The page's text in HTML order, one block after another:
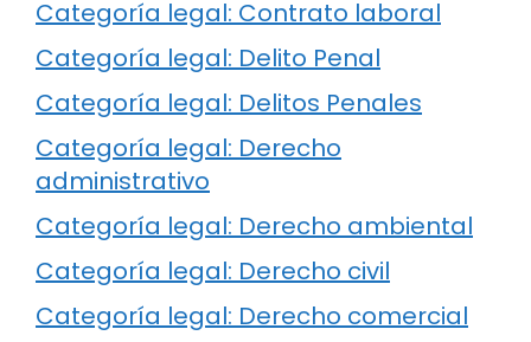
Categoría legal: Contrato laboral
Categoría legal: Delito Penal
Categoría legal: Delitos Penales
Categoría legal: Derecho
administrativo
Categoría legal: Derecho ambiental
Categoría legal: Derecho civil
Categoría legal: Derecho comercial